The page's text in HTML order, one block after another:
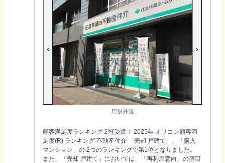
店舗外観
顧客満足度ランキング 2冠受賞！ 2025年 オリコン顧客満
足度(R) ランキング 不動産仲介 「売却 戸建て」、「購入
マンション」の 2つのランキングで第1位となりました。
また、「売却 戸建て」においては、「再利用意向」の項目